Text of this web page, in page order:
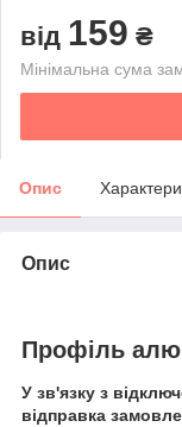
від 159 ₴
Мінімальна сума
Опис
Опис
Профіль
У зв'язку з
відправка